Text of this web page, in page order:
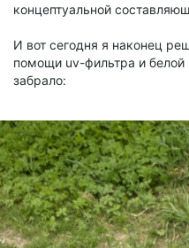
концептуальной
И вот сегодня я наконец
помощи uv-фильтра и белой
забрало: